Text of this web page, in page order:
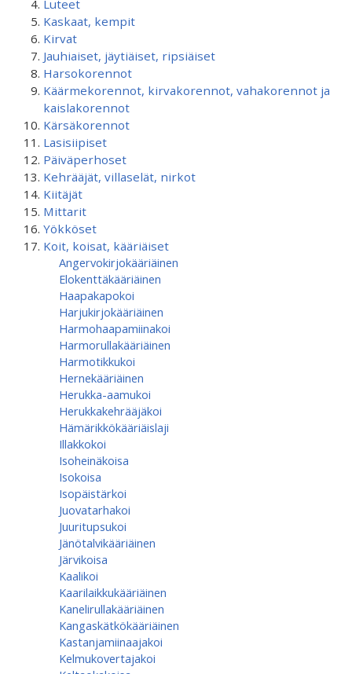
Luteet
Kaskaat, kempit
Kirvat
Jauhiaiset, jäytiäiset, ripsiäiset
Harsokorennot
Käärmekorennot, kirvakorennot, vahakorennot ja
kaislakorennot
Kärsäkorennot
Lasisiipiset
Päiväperhoset
Kehrääjät, villaselät, nirkot
Kiitäjät
Mittarit
Yökköset
Koit, koisat, kääriäiset
Angervokirjokääriäinen
Elokenttäkääriäinen
Haapakapokoi
Harjukirjokääriäinen
Harmohaapamiinakoi
Harmorullakääriäinen
Harmotikkukoi
Hernekääriäinen
Herukka-aamukoi
Herukkakehrääjäkoi
Hämärikkökääriäislaji
Illakkokoi
Isoheinäkoisa
Isokoisa
Isopäistärkoi
Juovatarhakoi
Juuritupsukoi
Jänötalvikääriäinen
Järvikoisa
Kaalikoi
Kaarilaikkukääriäinen
Kanelirullakääriäinen
Kangaskätkökääriäinen
Kastanjamiinaajakoi
Kelmukovertajakoi